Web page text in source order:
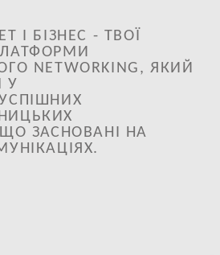
І БІЗНЕС - ТВОЇ
NETWORKING, ЯКИЙ
У
ЗАСНОВАНІ НА